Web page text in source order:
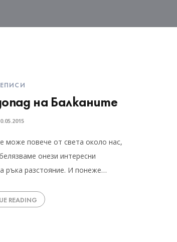
на Балканите
може повече от света около нас,
онези интересни
ръка разстояние. И понеже…
READING